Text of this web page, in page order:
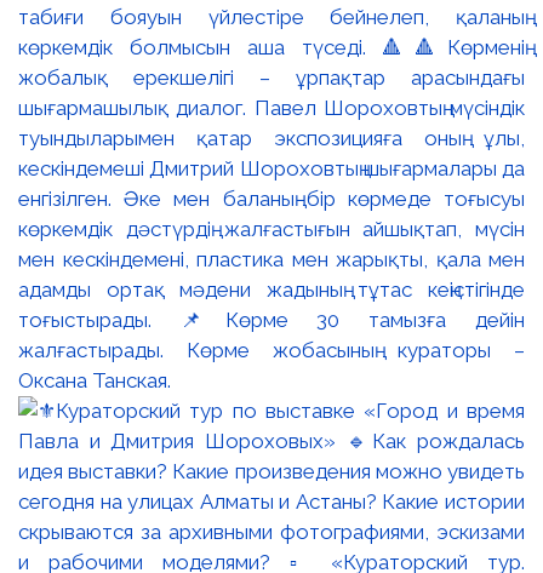
табиғи бояуын үйлестіре бейнелеп, қаланың
көркемдік болмысын аша түседі. 🔺🔺Көрменің
жобалық ерекшелігі – ұрпақтар арасындағы
шығармашылық диалог. Павел Шороховтың мүсіндік
туындыларымен қатар экспозицияға оның ұлы,
кескіндемеші Дмитрий Шороховтың шығармалары да
енгізілген. Әке мен баланың бір көрмеде тоғысуы
көркемдік дәстүрдің жалғастығын айшықтап, мүсін
мен кескіндемені, пластика мен жарықты, қала мен
адамды ортақ мәдени жадының тұтас кеңістігінде
тоғыстырады. 📌Көрме 30 тамызға дейін
жалғастырады. Көрме жобасының кураторы –
Оксана Танская.